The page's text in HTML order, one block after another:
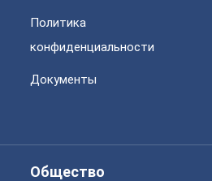
Политика
конфиденциальности
Документы
Общество